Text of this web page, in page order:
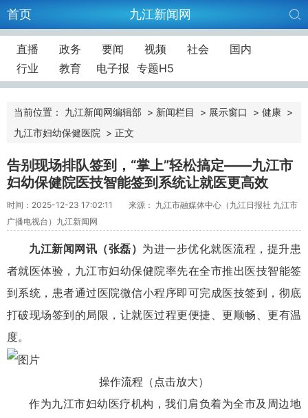
首页 九江新闻网
直播 政务 要闻 视频 社会
国内
行业
教育 电子报 专题H5
当前位置： 九江新闻网编辑部 > 新闻栏目 > 展示窗口 > 健康 >
九江市妇幼保健医院 > 正文
告别现场排队签到，“掌上”轻松搞定——九江市
妇幼保健院医技智能签到系统让就医更高效
时间：2025-12-23 17:02:11
来源： 九江市融媒体中心（九江日报社 九江市
广播电视台）九江新闻网
九江新闻网讯（张磊） 为进一步优化就医流程，提升患
者就医体验，九江市妇幼保健院率先在全市推出医技智能签
到系统，患者通过医院微信小程序即可完成医技签到，彻底
打破现场签到的局限，让就医过程更便捷、更顺畅、更有温
度。
操作流程（点击放大）
作为九江市妇幼医疗机构，我们肩负着为全市及周边地